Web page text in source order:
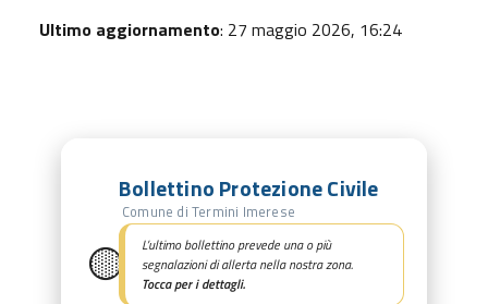
Ultimo aggiornamento: 27 maggio 2026, 16:24
🟡
Bollettino Protezione Civile
Comune di Termini Imerese
L’ultimo bollettino prevede una o più
segnalazioni di allerta nella nostra zona.
Tocca per i dettagli.